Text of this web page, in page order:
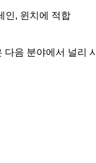
인, 윈치에 적합
음 분야에서 널리